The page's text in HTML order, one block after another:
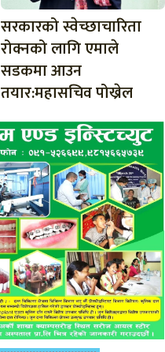
सरकारको स्वेच्छाचारिता
रोक्नको लागि एमाले
सडकमा आउन
तयार:महासचिव पोख्रेल